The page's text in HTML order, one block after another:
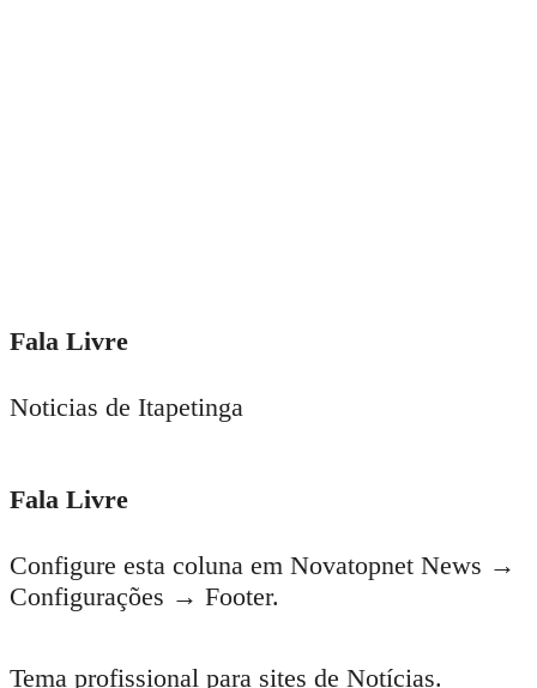
Fala Livre
Noticias de Itapetinga
Fala Livre
Configure esta coluna em Novatopnet News →
Configurações → Footer.
Tema profissional para sites de Notícias.